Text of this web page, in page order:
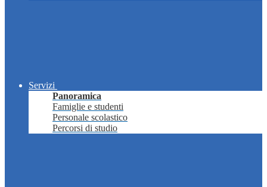
Servizi
Panoramica
Famiglie e studenti
Personale scolastico
Percorsi di studio